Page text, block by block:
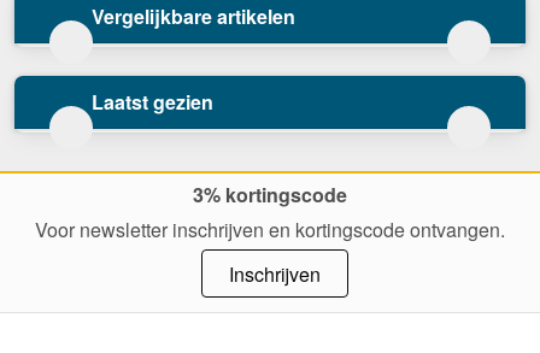
Vergelijkbare artikelen
Laatst gezien
3% kortingscode
Voor newsletter inschrijven en kortingscode ontvangen.
Inschrijven